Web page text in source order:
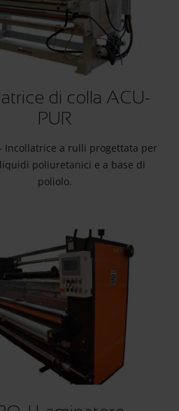
di colla ACU-
PUR
Incollatrice a rulli progettata per
poliuretanici e a base di
poliolo.